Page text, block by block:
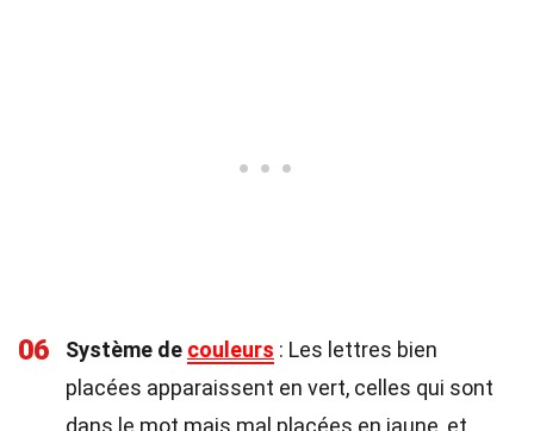
06 Système de couleurs : Les lettres bien
placées apparaissent en vert, celles qui sont
dans le mot mais mal placées en jaune, et